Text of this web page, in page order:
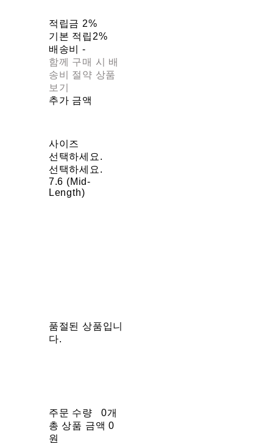
적립금 2%
기본 적립 2%
배송비 -
함께 구매 시 배
송비 절약 상품
보기
추가 금액
사이즈
선택하세요.
선택하세요.
7.6 (Mid-
Length)
품절된 상품입니
다.
주문 수량
0개
총 상품 금액 0
원